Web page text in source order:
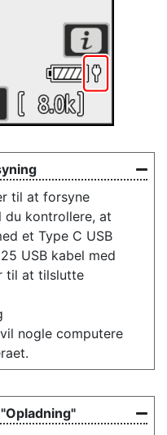
til at forsyne
du kontrollere, at
et Type C USB
USB kabel med
til at tilslutte
nogle computere